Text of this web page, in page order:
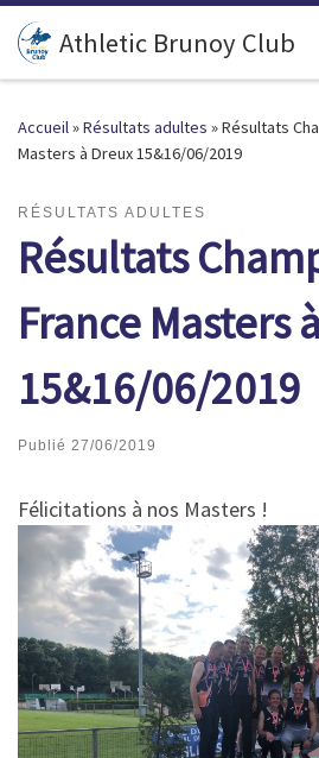
Passer au contenu
Athletic Brunoy Club
Accueil»Résultats adultes »Résultats
Masters à Dreux 15&16/06/2019
RÉSULTATS ADULTES
Résultats
France Masters
15&16/06/2019
Publié 27/06/2019
Félicitations à nos Masters !